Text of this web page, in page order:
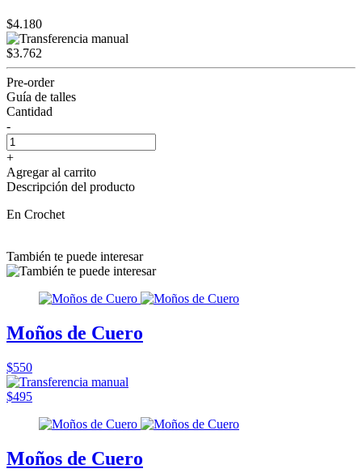
$4.180
$3.762
Pre-order
Guía de talles
Cantidad
-
+
Agregar al carrito
Descripción del producto
En Crochet
También te puede interesar
Moños de Cuero
$550
$495
Moños de Cuero